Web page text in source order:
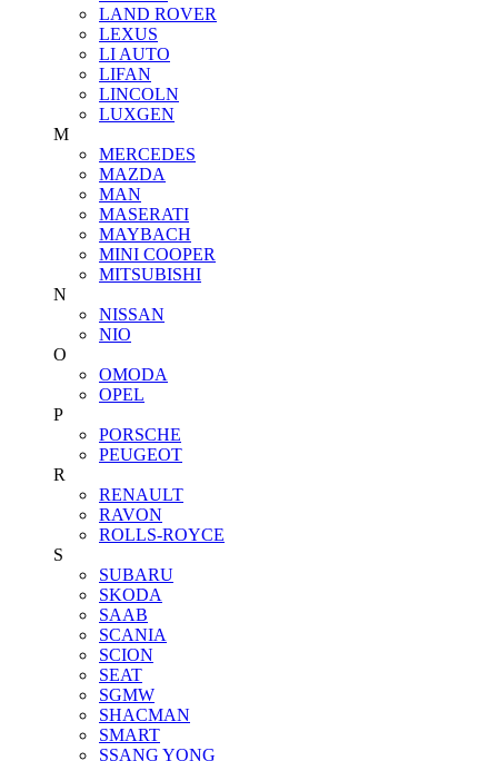
LAND ROVER
LEXUS
LI AUTO
LIFAN
LINCOLN
LUXGEN
M
MERCEDES
MAZDA
MAN
MASERATI
MAYBACH
MINI COOPER
MITSUBISHI
N
NISSAN
NIO
O
OMODA
OPEL
P
PORSCHE
PEUGEOT
R
RENAULT
RAVON
ROLLS-ROYCE
S
SUBARU
SKODA
SAAB
SCANIA
SCION
SEAT
SGMW
SHACMAN
SMART
SSANG YONG